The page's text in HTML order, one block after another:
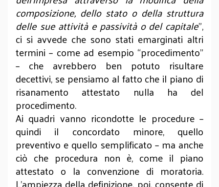
composizione, dello stato o della struttura
delle sue attività e passività o del capitale”,
ci si avvede che sono stati emarginati altri
termini – come ad esempio “procedimento”
– che avrebbero ben potuto risultare
decettivi, se pensiamo al fatto che il piano di
risanamento attestato nulla ha del
procedimento.
Ai quadri vanno ricondotte le procedure –
quindi il concordato minore, quello
preventivo e quello semplificato – ma anche
ciò che procedura non è, come il piano
attestato o la convenzione di moratoria.